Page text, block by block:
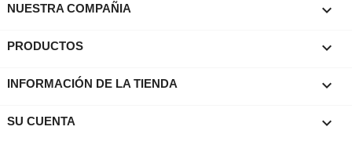
NUESTRA COMPAÑIA 
PRODUCTOS 
INFORMACIÓN DE LA TIENDA keyboard_arrow_down
SU CUENTA 